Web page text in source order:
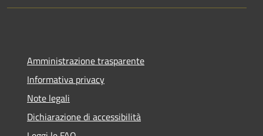
Amministrazione trasparente
Informativa privacy
Note legali
Dichiarazione di accessibilità